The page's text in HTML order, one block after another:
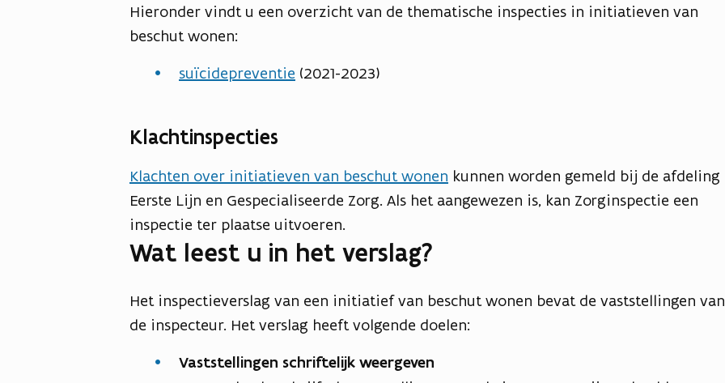
Hieronder vindt u een overzicht van de thematische inspecties in initiatieven van
beschut wonen:
suïcidepreventie (2021-2023)
Klachtinspecties
Klachten over initiatieven van beschut wonen kunnen worden gemeld bij de afdeling
Eerste Lijn en Gespecialiseerde Zorg. Als het aangewezen is, kan Zorginspectie een
inspectie ter plaatse uitvoeren.
Wat leest u in het verslag?
Het inspectieverslag van een initiatief van beschut wonen bevat de vaststellingen van
de inspecteur. Het verslag heeft volgende doelen:
Vaststellingen schriftelijk weergeven